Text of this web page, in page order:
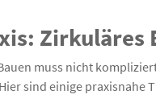
Zirkuläres
muss nicht
sind einige praxisnahe